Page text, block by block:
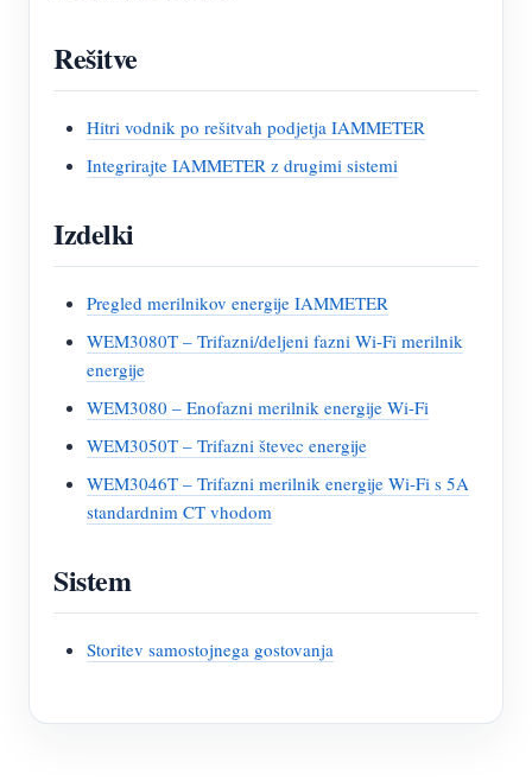
Rešitve
Hitri vodnik po rešitvah podjetja IAMMETER
Integrirajte IAMMETER z drugimi sistemi
Izdelki
Pregled merilnikov energije IAMMETER
WEM3080T – Trifazni/deljeni fazni Wi-Fi merilnik
energije
WEM3080 – Enofazni merilnik energije Wi-Fi
WEM3050T – Trifazni števec energije
WEM3046T – Trifazni merilnik energije Wi-Fi s 5A
standardnim CT vhodom
Sistem
Storitev samostojnega gostovanja